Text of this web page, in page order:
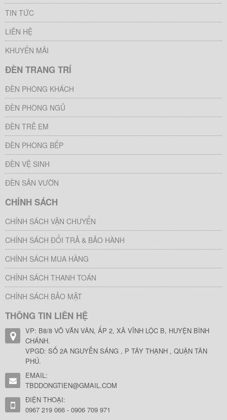
TIN TỨC
LIÊN HỆ
KHUYẾN MÃI
ĐÈN TRANG TRÍ
ĐÈN PHÒNG KHÁCH
ĐÈN PHÒNG NGỦ
ĐÈN TRẺ EM
ĐÈN PHÒNG BẾP
ĐÈN VỆ SINH
ĐÈN SÂN VƯỜN
CHÍNH SÁCH
CHÍNH SÁCH VẬN CHUYỂN
CHÍNH SÁCH ĐỔI TRẢ & BẢO HÀNH
CHÍNH SÁCH MUA HÀNG
CHÍNH SÁCH THANH TOÁN
CHÍNH SÁCH BẢO MẬT
THÔNG TIN LIÊN HỆ
VP: B8/8 VÕ VĂN VÂN, ẤP 2, XÃ VĨNH LỘC B, HUYỆN BÌNH
CHÁNH.
VPGD: SỐ 2A NGUYỄN SÁNG , P TÂY THẠNH , QUẬN TÂN
PHÚ.
EMAIL:
TBDDONGTIEN@GMAIL.COM
ĐIỆN THOẠI:
0967 219 066 - 0906 709 971